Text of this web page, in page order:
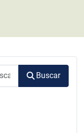
Buscar